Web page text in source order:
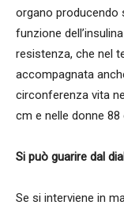
organo producendo
funzione
resistenza, che nel
accompagnata
circonferenza vita
cm e nelle donne 88
Si può guarire dal
Se si interviene in